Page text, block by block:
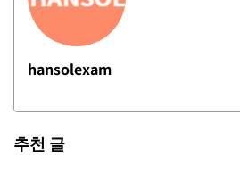
hansolexam
추천 글